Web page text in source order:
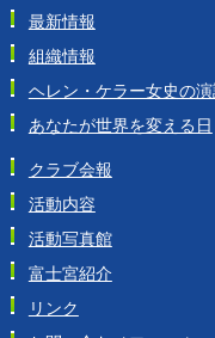
最新情報
組織情報
ヘレン・ケラー女史の演
あなたが世界を変える日
クラブ会報
活動内容
活動写真館
富士宮紹介
リンク